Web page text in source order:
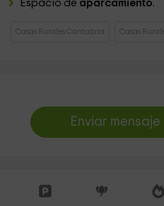
Espacio de aparcamiento.
Casas Rurales Cantabria Casas
Enviar